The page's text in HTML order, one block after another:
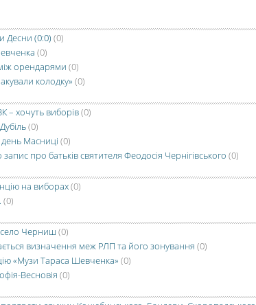
Десни (0:0) (0)
(0)
орендарями (0)
колодку» (0)
– хочуть виборів(0)
(0)
Масниці (0)
про батьків святителя Феодосія Чернігівського (0)
на виборах(0)
(0)
село Черниш (0)
визначення меж РЛП та його зонування (0)
«Музи Тараса Шевченка» (0)
Весновія (0)